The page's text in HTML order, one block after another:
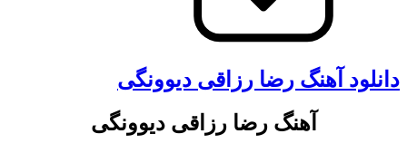
دانلود آهنگ رضا رزاقی دیوونگی
آهنگ رضا رزاقی دیوونگی